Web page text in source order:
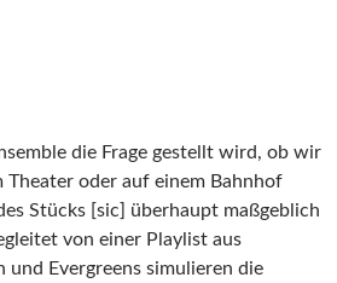
die Frage gestellt wird, ob wir
Theater oder auf einem Bahnhof
Stücks [sic] überhaupt maßgeblich
von einer Playlist aus
und Evergreens simulieren die